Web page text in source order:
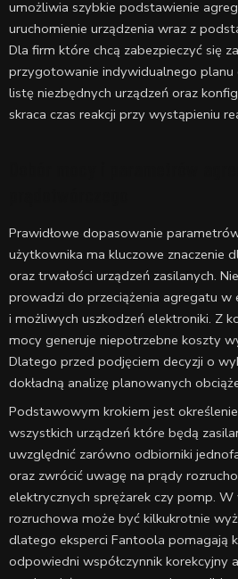
umożliwia szybkie podstawienie
uruchomienie urządzenia wraz z
Dla firm które chcą zabezpieczyć się
przygotowanie indywidualnego planu
listę niezbędnych urządzeń oraz
skraca czas reakcji przy wystąpieniu
Prawidłowe dopasowanie
użytkownika ma kluczowe znaczenie
oraz trwałości urządzeń zasilanych.
prowadzi do przeciążenia agregatu w
i możliwych uszkodzeń elektroniki. Z
mocy generuje niepotrzebne koszty
Dlatego przed podjęciem decyzji o
dokładną analizę planowanych
Podstawowym krokiem jest
wszystkich urządzeń które będą
uwzględnić zarówno odbiorniki
oraz zwrócić uwagę na prądy
elektrycznych sprężarek czy pomp.
rozruchowa może być kilkukrotnie
dlatego eksperci Fantoola pomagają
odpowiedni współczynnik korekcyjny